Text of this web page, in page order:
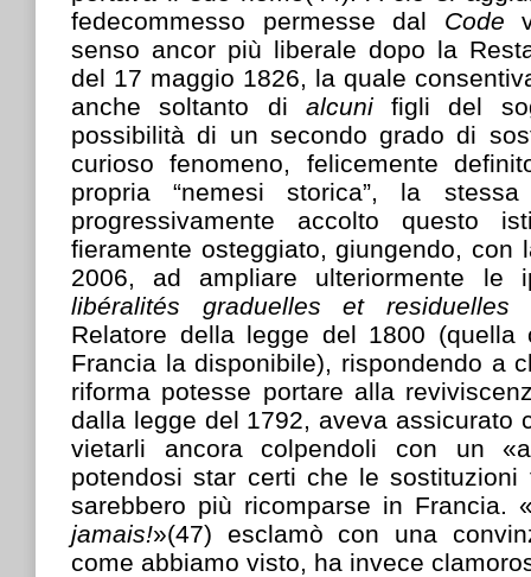
fedecommesso permesse dal Code
senso ancor più liberale dopo la
del 17 maggio 1826, la quale
anche soltanto di alcuni figli del
possibilità di un secondo grado di
curioso fenomeno, felicemente
propria “nemesi storica”, la
progressivamente accolto questo
fieramente osteggiato, giungendo, con
2006, ad ampliare ulteriormente le
libéralités graduelles et residuelles
Relatore della legge del 1800 (quella
Francia la disponibile), rispondendo a
riforma potesse portare alla
dalla legge del 1792, aveva assicurato
vietarli ancora colpendoli con un
potendosi star certi che le sostituzioni
sarebbero più ricomparse in Francia.
jamais!»(47) esclamò con una
come abbiamo visto, ha invece